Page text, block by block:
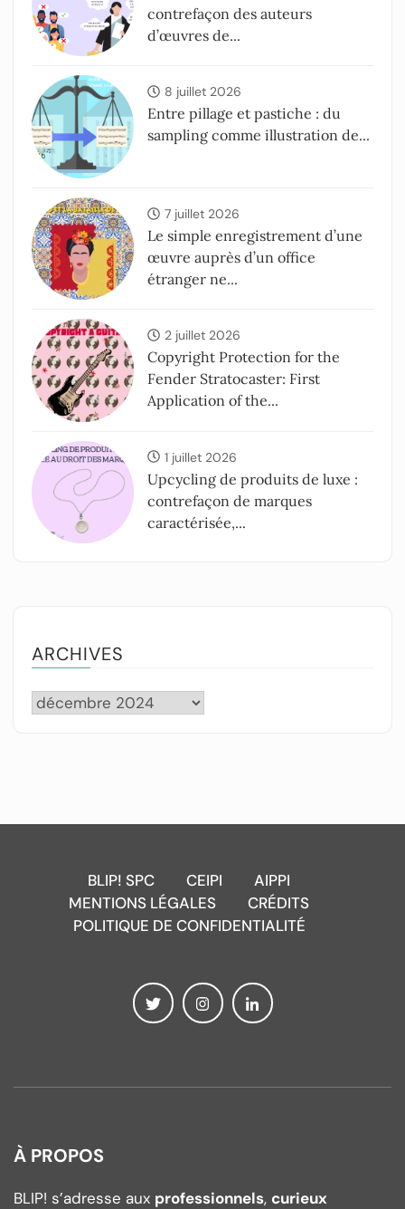
contrefaçon des auteurs
d’œuvres de...
8 juillet 2026
Entre pillage et pastiche : du
sampling comme illustration de...
7 juillet 2026
Le simple enregistrement d’une
œuvre auprès d’un office
étranger ne...
2 juillet 2026
Copyright Protection for the
Fender Stratocaster: First
Application of the...
1 juillet 2026
Upcycling de produits de luxe :
contrefaçon de marques
caractérisée,...
ARCHIVES
BLIP! SPC CEIPI
AIPPI
MENTIONS LÉGALES
CRÉDITS
POLITIQUE DE CONFIDENTIALITÉ
À PROPOS
BLIP! s’adresse aux professionnels, curieux